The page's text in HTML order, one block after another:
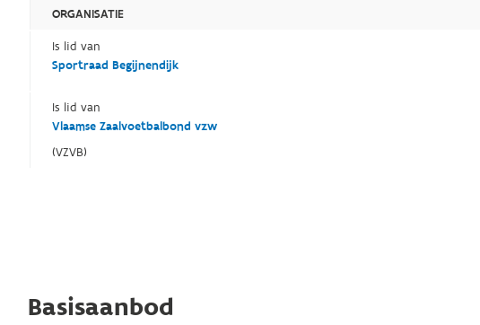
ORGANISATIE
Is lid van
Sportraad Begijnendijk
Is lid van
Vlaamse Zaalvoetbalbond vzw
(VZVB)
Basisaanbod